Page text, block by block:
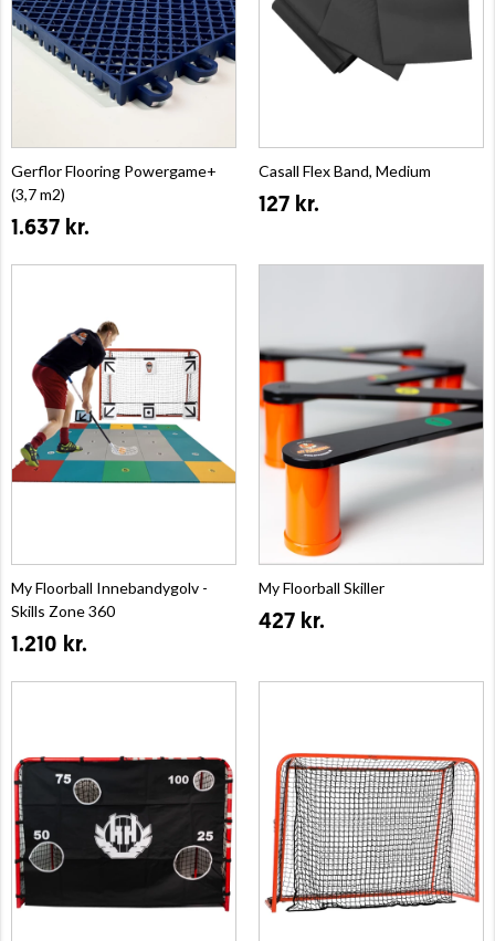
Gerflor Flooring Powergame+
(3,7 m2)
1.637 kr.
Casall Flex Band, Medium
127 kr.
My Floorball Innebandygolv -
Skills Zone 360
1.210 kr.
My Floorball Skiller
427 kr.